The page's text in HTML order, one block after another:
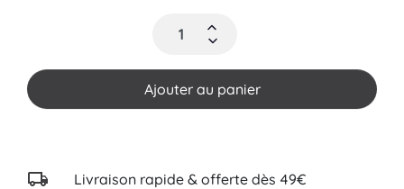
Ajouter au panier
Livraison rapide & offerte dès 49€